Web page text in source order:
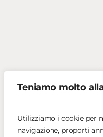
Teniamo molto
Utilizziamo i cookie per
navigazione, proporti